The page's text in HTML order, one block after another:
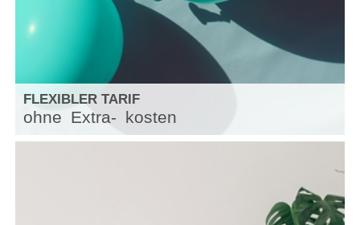
FLEXIBLER TARIF
ohne Extra- kosten